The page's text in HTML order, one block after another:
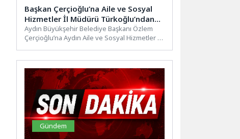
Başkan Çerçioğlu’na Aile ve Sosyal
Hizmetler İl Müdürü Türkoğlu’ndan
ziyaret
Aydın Büyükşehir Belediye Başkanı Özlem
Çerçioğlu’na Aydın Aile ve Sosyal Hizmetler İl
Gündem